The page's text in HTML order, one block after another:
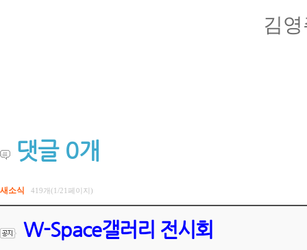
김
댓글 0개
새소식 419개(1/21페이지)
W-Space갤러리 전시회